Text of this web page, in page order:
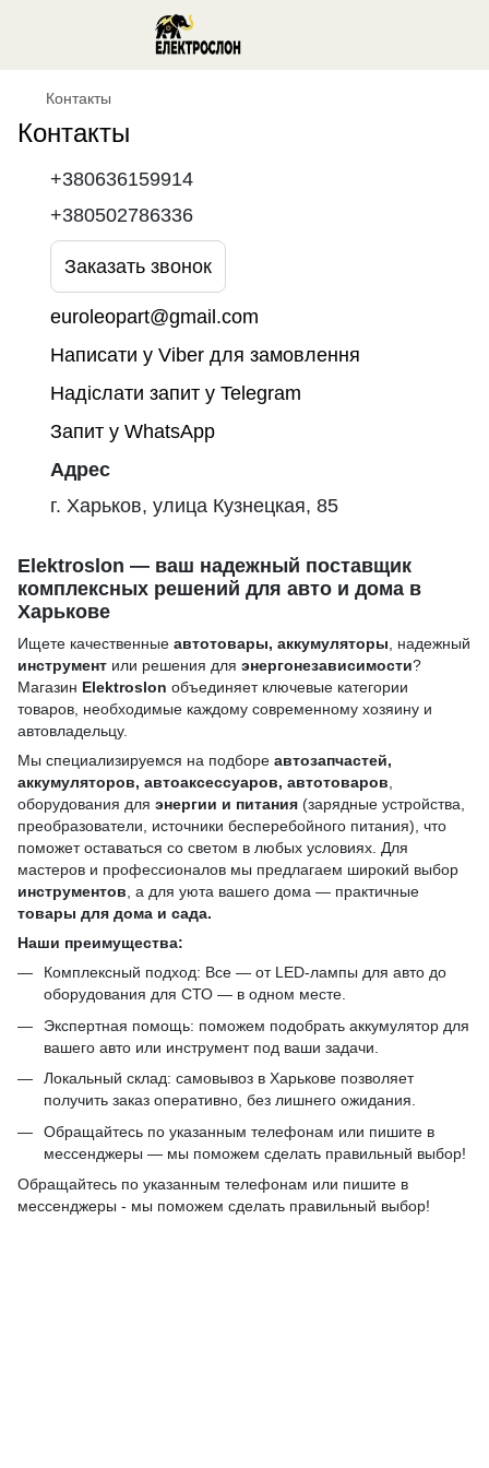
Контакты
Контакты
+380636159914
+380502786336
Заказать звонок
euroleopart@gmail.com
Написати у Viber для замовлення
Надіслати запит у Telegram
Запит у WhatsApp
Адрес
г. Харьков, улица Кузнецкая, 85
Elektroslon — ваш надежный поставщик
комплексных решений для авто и дома в
Харькове
Ищете качественные автотовары, аккумуляторы, надежный
инструмент или решения для энергонезависимости?
Магазин Elektroslon объединяет ключевые категории
товаров, необходимые каждому современному хозяину и
автовладельцу.
Мы специализируемся на подборе автозапчастей,
аккумуляторов, автоаксессуаров, автотоваров,
оборудования для энергии и питания (зарядные устройства,
преобразователи, источники бесперебойного питания), что
поможет оставаться со светом в любых условиях. Для
мастеров и профессионалов мы предлагаем широкий выбор
инструментов, а для уюта вашего дома — практичные
товары для дома и сада.
Наши преимущества:
Комплексный подход: Все — от LED-лампы для авто до
оборудования для СТО — в одном месте.
Экспертная помощь: поможем подобрать аккумулятор для
вашего авто или инструмент под ваши задачи.
Локальный склад: самовывоз в Харькове позволяет
получить заказ оперативно, без лишнего ожидания.
Обращайтесь по указанным телефонам или пишите в
мессенджеры — мы поможем сделать правильный выбор!
Обращайтесь по указанным телефонам или пишите в
мессенджеры - мы поможем сделать правильный выбор!